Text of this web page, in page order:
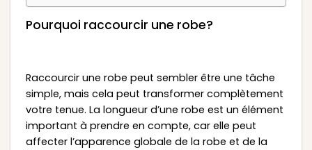
Pourquoi raccourcir une robe?
Raccourcir une robe peut sembler être une tâche
simple, mais cela peut transformer complètement
votre tenue. La longueur d’une robe est un élément
important à prendre en compte, car elle peut
affecter l’apparence globale de la robe et de la